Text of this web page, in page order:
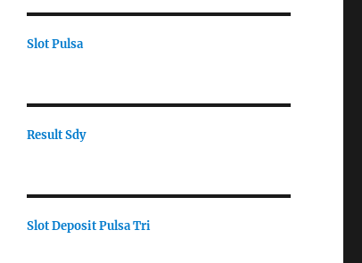
Slot Pulsa
Result Sdy
Slot Deposit Pulsa Tri